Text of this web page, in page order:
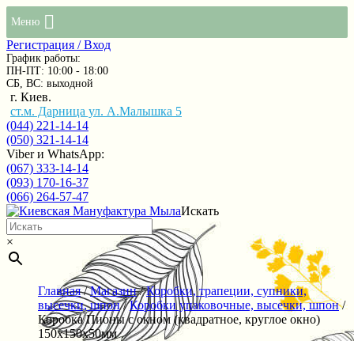
Меню
Регистрация / Вход
График работы:
ПН-ПТ: 10:00 - 18:00
СБ, ВС: выходной
г. Киев.
ст.м. Дарница ул. А.Малышка 5
(044) 221-14-14
(050) 321-14-14
Viber и WhatsApp:
(067) 333-14-14
(093) 170-16-37
(066) 264-57-47
Искать
×
Главная/Магазин/Коробки, трапеции, супники,
высечки, шпон/Коробки упаковочные, высечки, шпон/
Коробка Пионы с окном (квадратное, круглое окно)
150х150х50мм